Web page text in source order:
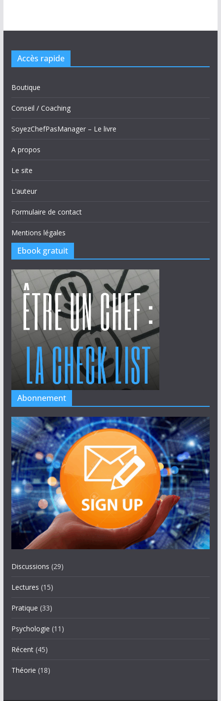
Accès rapide
Boutique
Conseil / Coaching
SoyezChefPasManager – Le livre
A propos
Le site
L’auteur
Formulaire de contact
Mentions légales
Ebook gratuit
Abonnement
Discussions (29)
Lectures (15)
Pratique (33)
Psychologie (11)
Récent(45)
Théorie (18)